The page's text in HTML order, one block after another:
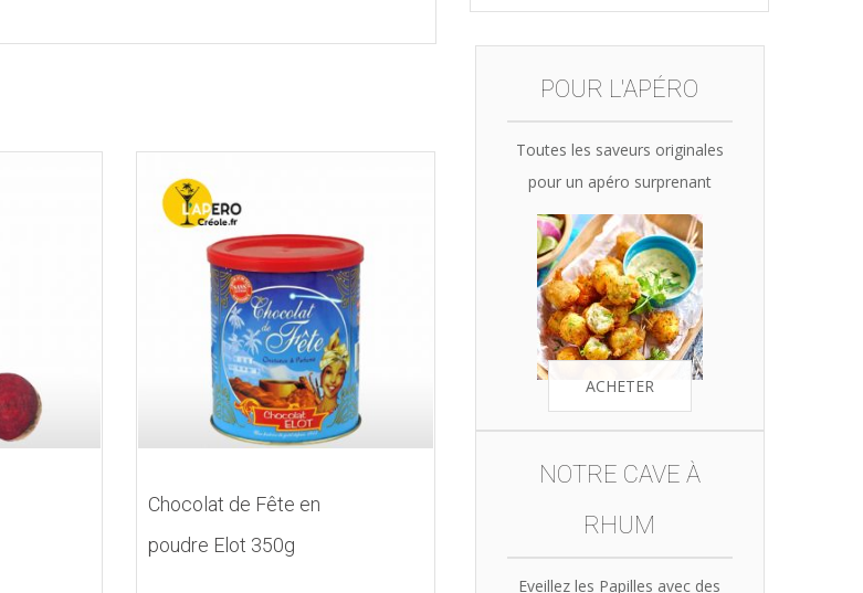
Chocolat de Fête en
poudre Elot 350g
POUR L'APÉRO
Toutes les saveurs originales
pour un apéro surprenant
ACHETER
NOTRE CAVE À
RHUM
Eveillez les Papilles avec des